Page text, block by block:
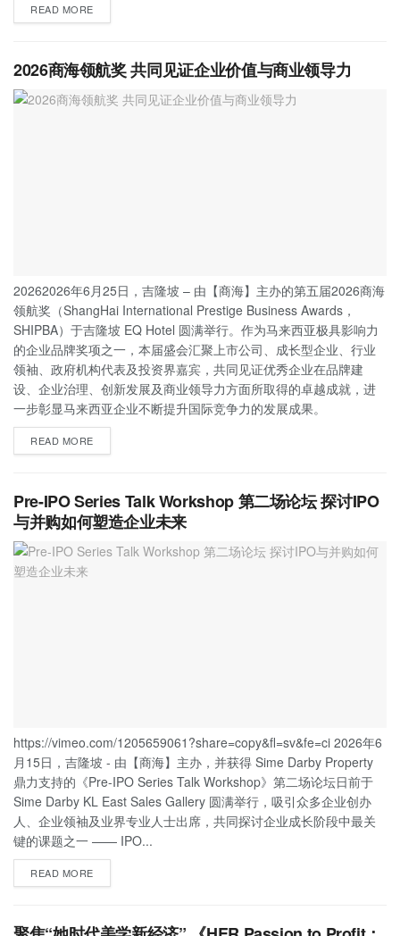
READ MORE
2026商海领航奖 共同见证企业价值与商业领导力
20262026年6月25日，吉隆坡 – 由【商海】主办的第五届2026商海
领航奖（ShangHai International Prestige Business Awards，
SHIPBA）于吉隆坡 EQ Hotel 圆满举行。作为马来西亚极具影响力
的企业品牌奖项之一，本届盛会汇聚上市公司、成长型企业、行业
领袖、政府机构代表及投资界嘉宾，共同见证优秀企业在品牌建
设、企业治理、创新发展及商业领导力方面所取得的卓越成就，进
一步彰显马来西亚企业不断提升国际竞争力的发展成果。
READ MORE
Pre-IPO Series Talk Workshop 第二场论坛 探讨IPO
与并购如何塑造企业未来
https://vimeo.com/1205659061?share=copy&fl=sv&fe=ci 2026年6
月15日，吉隆坡 - 由【商海】主办，并获得 Sime Darby Property
鼎力支持的《Pre-IPO Series Talk Workshop》第二场论坛日前于
Sime Darby KL East Sales Gallery 圆满举行，吸引众多企业创办
人、企业领袖及业界专业人士出席，共同探讨企业成长阶段中最关
键的课题之一 —— IPO...
READ MORE